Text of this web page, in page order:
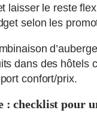
laisser le reste
selon les
dans des hôtels
confort/prix.
: checklist pour